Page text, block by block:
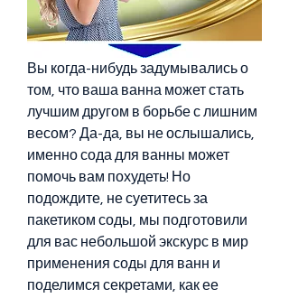
Вы когда-нибудь задумывались о
том, что ваша ванна может стать
лучшим другом в борьбе с лишним
весом? Да-да, вы не ослышались,
именно сода для ванны может
помочь вам похудеть! Но
подождите, не суетитесь за
пакетиком соды, мы подготовили
для вас небольшой экскурс в мир
применения соды для ванн и
поделимся секретами, как ее